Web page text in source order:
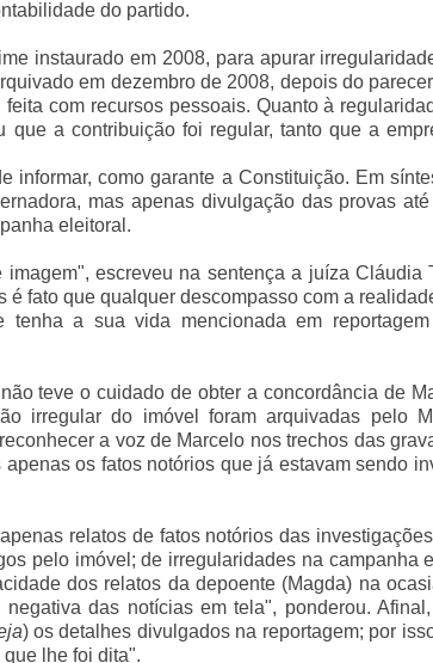
do partido.
instaurado em 2008, para apurar
em dezembro de 2008, depois do
com recursos pessoais. Quanto à
a contribuição foi regular, tanto que a
como garante a Constituição. Em
mas apenas divulgação das provas
eleitoral.
escreveu na sentença a juíza Cláudia
fato que qualquer descompasso com a
a sua vida mencionada em
não teve o cuidado de obter a concordância de
irregular do imóvel foram arquivadas pelo
a voz de Marcelo nos trechos das
os fatos notórios que já estavam sendo
relatos de fatos notórios das
pelo imóvel; de irregularidades na campanha
dos relatos da depoente (Magda) na
das notícias em tela", ponderou.
) os detalhes divulgados na reportagem; por
lhe foi dita".